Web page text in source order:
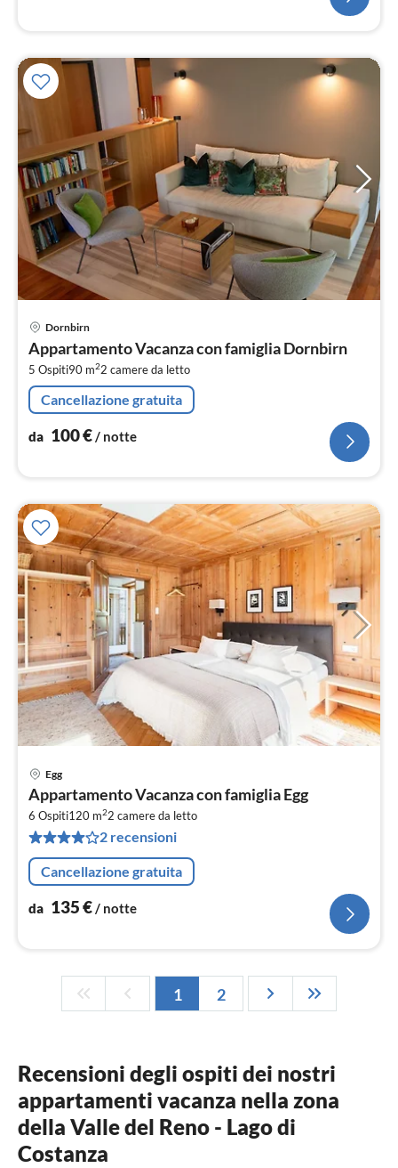
Dornbirn
Appartamento Vacanza con famiglia Dornbirn
5 Ospiti90 m22 camere da letto
Cancellazione gratuita
da 100€/ notte
Egg
Appartamento Vacanza con famiglia Egg
6 Ospiti120 m22 camere da letto
2 recensioni
Cancellazione gratuita
da 135€/ notte
1 2
Recensioni degli ospiti dei nostri
appartamenti vacanza nella zona
della Valle del Reno - Lago di
Costanza